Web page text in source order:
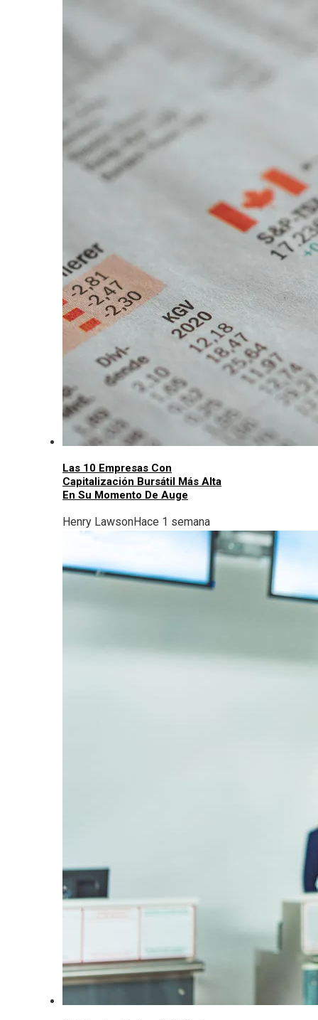
Las 10 Empresas Con
Capitalización Bursátil Más Alta
En Su Momento De Auge
Henry LawsonHace 1 semana